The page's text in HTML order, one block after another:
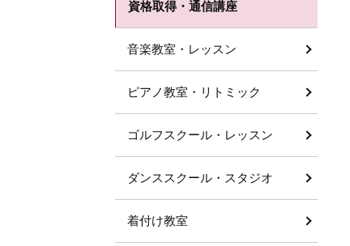
資格取得・通信講座
音楽教室・レッスン
ピアノ教室・リトミック
ゴルフスクール・レッスン
ダンススクール・スタジオ
着付け教室